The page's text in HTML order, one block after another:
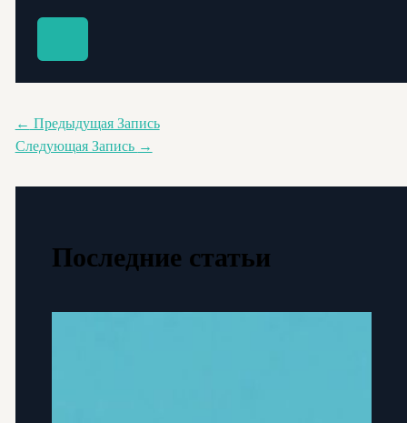
← Предыдущая Запись
Следующая Запись →
Последние статьи